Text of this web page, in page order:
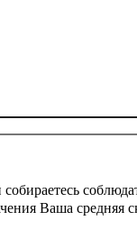
Ваша средняя